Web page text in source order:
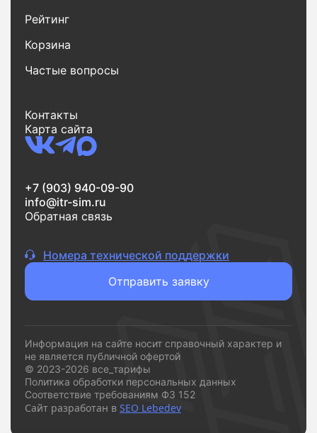
Рейтинг
Корзина
Частые вопросы
Контакты
Карта сайта
+7 (903) 940-09-90
info@itr-sim.ru
Обратная связь
Номера технической поддержки
Отправить заявку
Информация на сайте носит справочный характер и
не является публичной офертой
© 2023-2026 все_тарифы
Политика обработки персональных данных
Соответствие требованиям ФЗ 152
Сайт разработан в SEO Lebedev